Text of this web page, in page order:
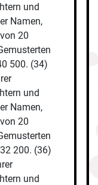
und
Namen,
20
500. (34)
und
Namen,
20
200. (36)
und